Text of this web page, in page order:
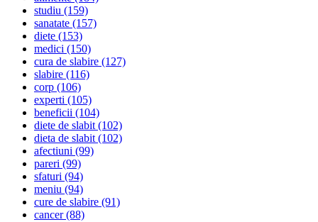
studiu (159)
sanatate (157)
diete (153)
medici (150)
cura de slabire (127)
slabire (116)
corp (106)
experti (105)
beneficii (104)
diete de slabit(102)
dieta de slabit(102)
afectiuni (99)
pareri (99)
sfaturi (94)
meniu (94)
cure de slabire (91)
cancer(88)